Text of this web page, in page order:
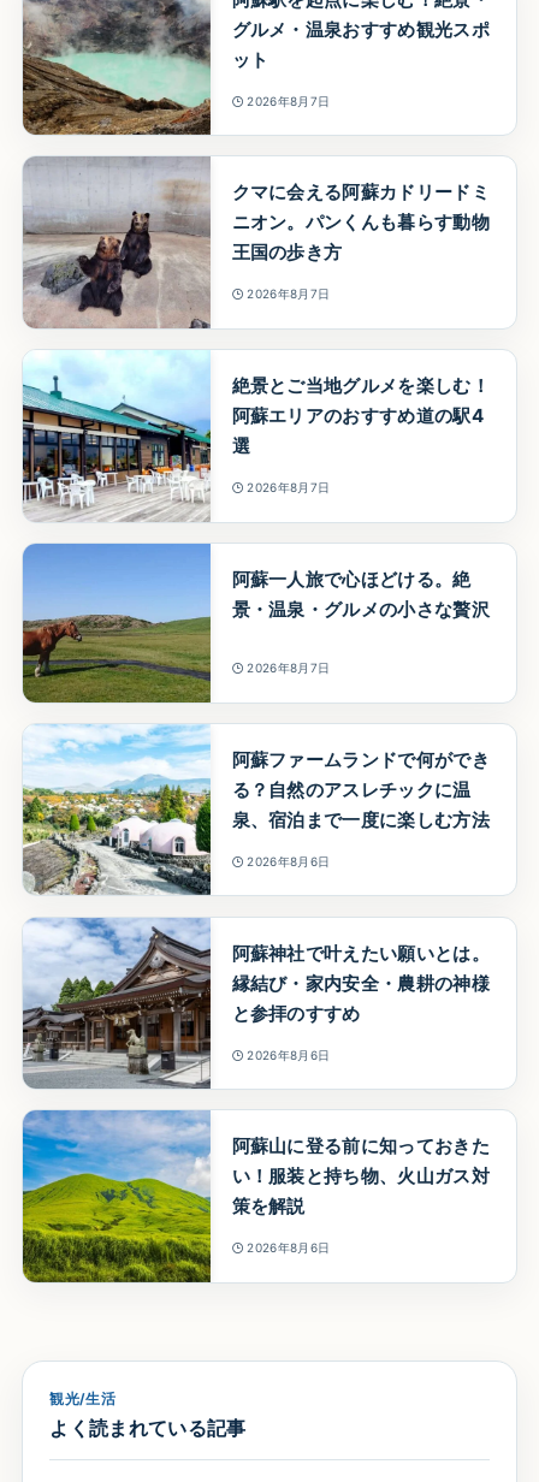
グルメ・温泉おすすめ観光スポ
ット
2026年8月7日
クマに会える阿蘇カドリードミ
ニオン。パンくんも暮らす動物
王国の歩き方
2026年8月7日
絶景とご当地グルメを楽しむ！
阿蘇エリアのおすすめ道の駅4
選
2026年8月7日
阿蘇一人旅で心ほどける。絶
景・温泉・グルメの小さな贅沢
2026年8月7日
阿蘇ファームランドで何ができ
る？自然のアスレチックに温
泉、宿泊まで一度に楽しむ方法
2026年8月6日
阿蘇神社で叶えたい願いとは。
縁結び・家内安全・農耕の神様
と参拝のすすめ
2026年8月6日
阿蘇山に登る前に知っておきた
い！服装と持ち物、火山ガス対
策を解説
2026年8月6日
観光/生活
よく読まれている記事